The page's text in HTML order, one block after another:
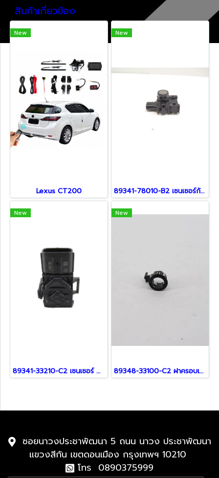
สินค้าเกี่ยวข้อง
New
Lexus CT200
New
89341-78010-B2 เซนเซอร์กันชน สำหรับรถ Lexus
New
89341-33210-C2 เซนเซอร์ สำหรับ Lexus
New
89348-33100-C2 ฝาครอบเซ็นเซอร์ สำหรับ Lexus
ซอยนาวงประชาพัฒนา 5 ถนน นาวง ประชาพัฒนา
แขวงสีกัน เขตดอนเมือง กรุงเทพฯ 10210
โทร 0890375999